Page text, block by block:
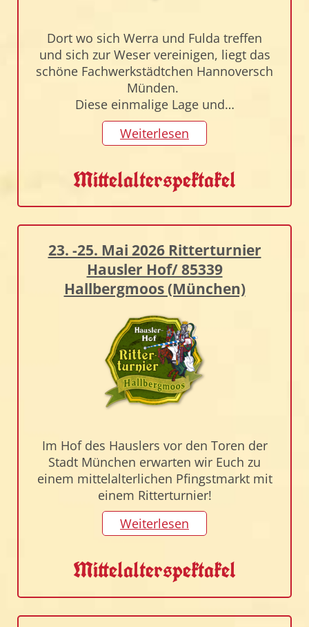
Dort wo sich Werra und Fulda treffen
und sich zur Weser vereinigen, liegt das
schöne Fachwerkstädtchen Hannoversch
Münden.
Diese einmalige Lage und…
Weiterlesen
Mittelalterspektakel
23. -25. Mai 2026 Ritterturnier
Hausler Hof/ 85339
Hallbergmoos (München)
Im Hof des Hauslers vor den Toren der
Stadt München erwarten wir Euch zu
einem mittelalterlichen Pfingstmarkt mit
einem Ritterturnier!
Weiterlesen
Mittelalterspektakel